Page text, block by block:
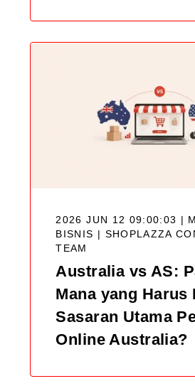
2026 JUN 12 09:00:03 |
BISNIS | SHOPLAZZA
TEAM
Australia vs AS:
Mana yang Harus
Sasaran Utama
Online Australia?